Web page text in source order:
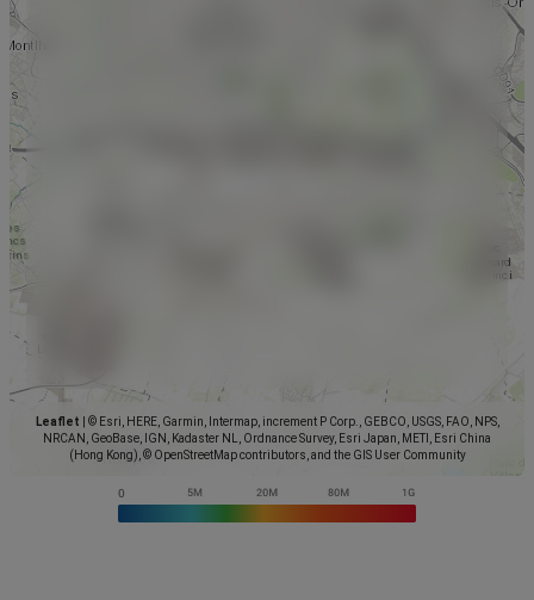
Leaflet
© Esri, HERE, Garmin, Intermap, increment P Corp., GEBCO, USGS, FAO, NPS,
NRCAN, GeoBase, IGN, Kadaster NL, Ordnance Survey, Esri Japan, METI, Esri China
(Hong Kong), © OpenStreetMap contributors, and the GIS User Community